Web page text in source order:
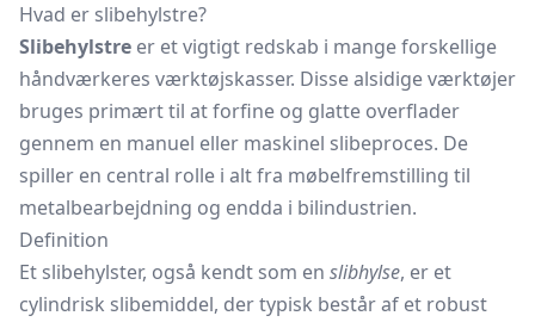
Hvad er slibehylstre?
Slibehylstre er et vigtigt redskab i mange forskellige
håndværkeres værktøjskasser. Disse alsidige værktøjer
bruges primært til at forfine og glatte overflader
gennem en manuel eller maskinel slibeproces. De
spiller en central rolle i alt fra møbelfremstilling til
metalbearbejdning og endda i bilindustrien.
Definition
Et slibehylster, også kendt som en slibhylse, er et
cylindrisk slibemiddel, der typisk består af et robust